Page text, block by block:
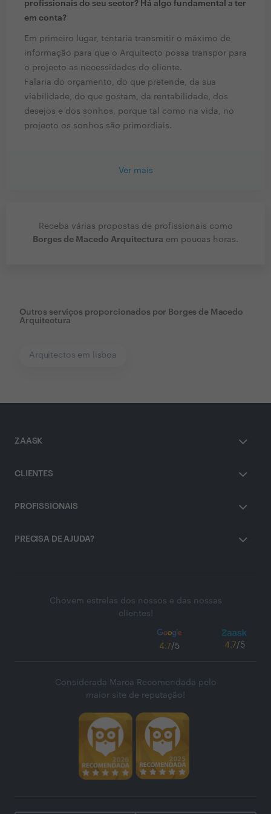
profissionais do seu sector? Há algo fundamental a ter
em conta?
Em primeiro lugar, tentaria transmitir o máximo de
informação para que o Arquitecto possa transpor para
o projecto as necessidades do cliente.
Falaria do orçamento, do que pretende, da sua
viabilidade, do que gostam, da rentabilidade, dos
desejos e dos sonhos, porque tal como na vida, no
projecto os sonhos são primordiais.
Ver mais
Receba várias propostas de profissionais como
Borges de Macedo Arquitectura em poucas horas.
Outros serviços proporcionados por Borges de Macedo
Arquitectura
Arquitectos em lisboa
ZAASK
CLIENTES
PROFISSIONAIS
PRECISA DE AJUDA?
Chovem estrelas dos nossos e das nossas
clientes!
4.7/5 4.7/5
Considerada Marca Recomendada pelo
maior site de reputação!